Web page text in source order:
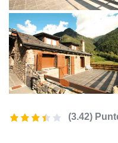
(3.42)